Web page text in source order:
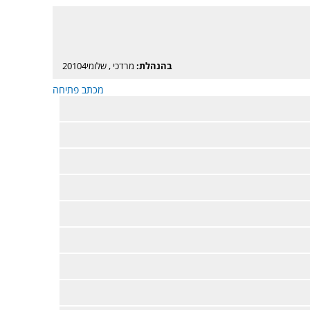
בהנהלת: מרדכי ,שלומי20104
מכתב פתיחה